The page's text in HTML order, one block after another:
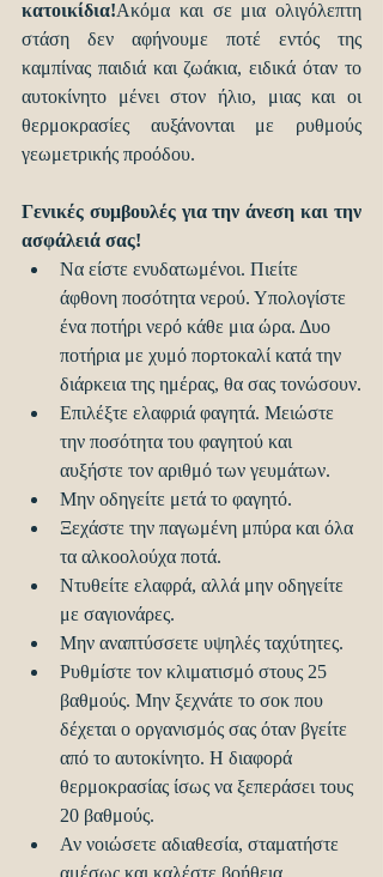
κατοικίδια!Ακόμα και σε μια ολιγόλεπτη
στάση δεν αφήνουμε ποτέ εντός της
καμπίνας παιδιά και ζωάκια, ειδικά όταν το
αυτοκίνητο μένει στον ήλιο, μιας και οι
θερμοκρασίες αυξάνονται με ρυθμούς
γεωμετρικής προόδου.
Γενικές συμβουλές για την άνεση και την
ασφάλειά σας!
Να είστε ενυδατωμένοι. Πιείτε
άφθονη ποσότητα νερού. Υπολογίστε
ένα ποτήρι νερό κάθε μια ώρα. Δυο
ποτήρια με χυμό πορτοκαλί κατά την
διάρκεια της ημέρας, θα σας τονώσουν.
Επιλέξτε ελαφριά φαγητά. Μειώστε
την ποσότητα του φαγητού και
αυξήστε τον αριθμό των γευμάτων.
Μην οδηγείτε μετά το φαγητό.
Ξεχάστε την παγωμένη μπύρα και όλα
τα αλκοολούχα ποτά.
Ντυθείτε ελαφρά, αλλά μην οδηγείτε
με σαγιονάρες.
Μην αναπτύσσετε υψηλές ταχύτητες.
Ρυθμίστε τον κλιματισμό στους 25
βαθμούς. Μην ξεχνάτε το σοκ που
δέχεται ο οργανισμός σας όταν βγείτε
από το αυτοκίνητο. Η διαφορά
θερμοκρασίας ίσως να ξεπεράσει τους
20 βαθμούς.
Αν νοιώσετε αδιαθεσία, σταματήστε
αμέσως και καλέστε βοήθεια.